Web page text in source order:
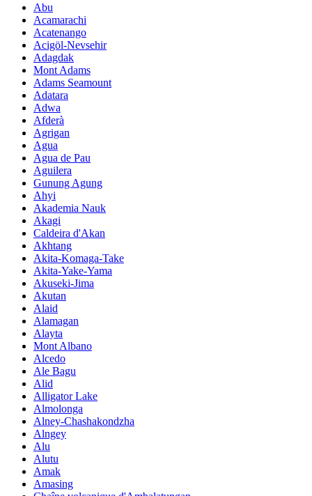
Abu
Acamarachi
Acatenango
Acigöl-Nevsehir
Adagdak
Mont Adams
Adams Seamount
Adatara
Adwa
Afderà
Agrigan
Agua
Agua de Pau
Aguilera
Gunung Agung
Ahyi
Akademia Nauk
Akagi
Caldeira d'Akan
Akhtang
Akita-Komaga-Take
Akita-Yake-Yama
Akuseki-Jima
Akutan
Alaid
Alamagan
Alayta
Mont Albano
Alcedo
Ale Bagu
Alid
Alligator Lake
Almolonga
Alney-Chashakondzha
Alngey
Alu
Alutu
Amak
Amasing